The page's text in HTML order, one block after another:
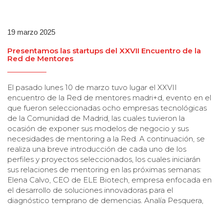
19 marzo 2025
Presentamos las startups del XXVII Encuentro de la
Red de Mentores
El pasado lunes 10 de marzo tuvo lugar el XXVII
encuentro de la Red de mentores madri+d, evento en el
que fueron seleccionadas ocho empresas tecnológicas
de la Comunidad de Madrid, las cuales tuvieron la
ocasión de exponer sus modelos de negocio y sus
necesidades de mentoring a la Red. A continuación, se
realiza una breve introducción de cada uno de los
perfiles y proyectos seleccionados, los cuales iniciarán
sus relaciones de mentoring en las próximas semanas:
Elena Calvo, CEO de ELE Biotech, empresa enfocada en
el desarrollo de soluciones innovadoras para el
diagnóstico temprano de demencias. Analía Pesquera,